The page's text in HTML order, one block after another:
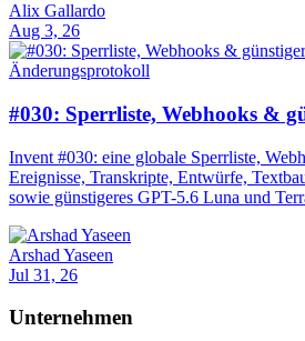
Alix Gallardo
Aug 3, 26
Änderungsprotokoll
#030: Sperrliste, Webhooks &
Invent #030: eine globale Sperrliste,
Ereignisse, Transkripte, Entwürfe,
sowie günstigeres GPT-5.6 Luna und
Arshad Yaseen
Jul 31, 26
Unternehmen